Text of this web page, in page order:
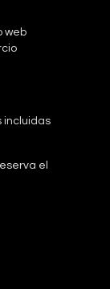
web
incluidas
el